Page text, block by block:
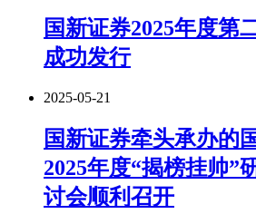
国新证券2025年度第
成功发行
2025-05-21
国新证券牵头承办的
2025年度“揭榜挂帅”
讨会顺利召开